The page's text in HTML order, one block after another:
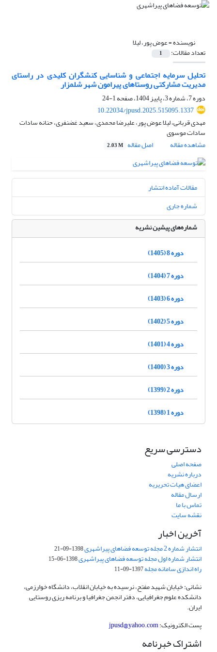
نویسنده =عوض پور، لیلا
تعداد مقالات: 1
تحلیل سرمایه اجتماعی و شناسایی کنشگران کلیدی در راستای
مدیریت مشارکتی روستاهای پیرامون شهر شلمزار
دوره 7، شماره 3، پاییز 1404، صفحه
1-24
10.22034/jpusd.2025.515095.1337
مهدی قربانی، لیلا عوض پور، علیرضا محمدی، سعید غضنفری، حنانه سادات
سادات موسوی
مشاهده مقاله
اصل مقاله 2.03 M
مقالات آماده انتشار
شماره جاری
شماره‌های پیشین نشریه
دوره 8 (1405)
دوره 7 (1404)
دوره 6 (1403)
دوره 5 (1402)
دوره 4 (1401)
دوره 3 (1400)
دوره 2 (1399)
دوره 1 (1398)
دسترسی سریع
صفحه اصلی
درباره نشریه
اعضای هیات تحریریه
ارسال مقاله
تماس با ما
نقشه سایت
آخرین اخبار
انتشار شماره 2 مجله توسعه فضاهای پیراشهری 1398-09-21
انتشار شماره اول مجله توسعه فضاهای پیراشهری1398-06-15
راه اندازی سامانه مجله1397-09-11
نشانی: خیابان شهید مفتح، نرسیده به خیابان انقلاب، دانشگاه خوارزمی،
دانشکده علوم جغرافیایی، دفتر انجمن جغرافیا و برنامه ریزی روستایی
ایران.
پست الکترونیک:jpusd@yahoo.com
اشتراک خبرنامه